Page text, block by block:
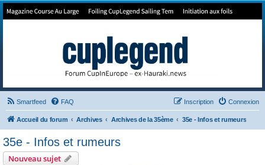
Forum de Cup In Europe
Smartfeed FAQ Connexion
Inscription
Accueil du forum Archives Archives de la 35ème 35e - Infos et rumeurs
35e - Infos et rumeurs
Nouveau sujet